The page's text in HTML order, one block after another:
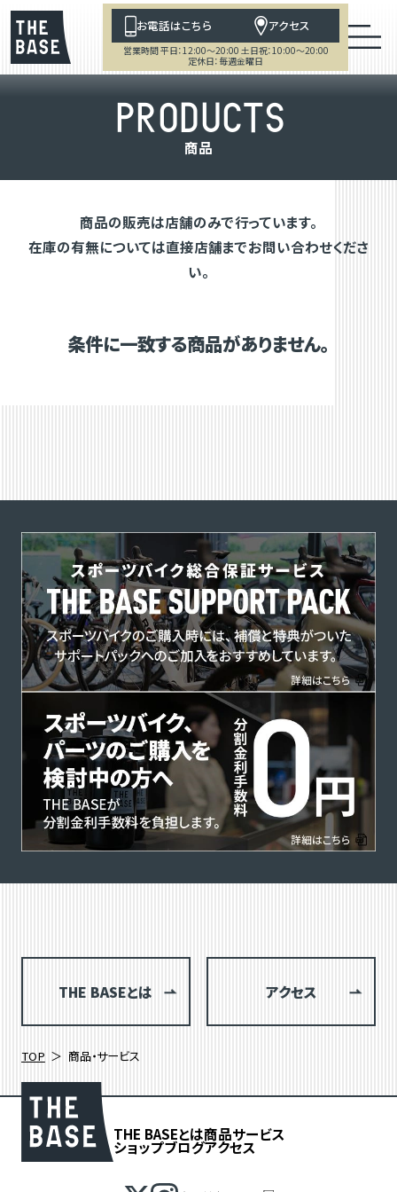
お電話はこちら アクセス
営業時間 平日：12:00～20:00 土日祝：10:00～20:00
定休日：毎週金曜日
PRODUCTS
商品
商品の販売は店舗のみで行っています。
在庫の有無については直接店舗までお問い合わせくださ
い。
条件に一致する商品がありません。
THE BASEとは アクセス
TOP 商品・サービス
THE BASEとは商品サービス
ショップブログアクセス